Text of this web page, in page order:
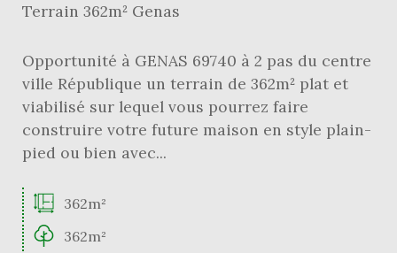
Terrain 362m² Genas
Opportunité à GENAS 69740 à 2 pas du centre
ville République un terrain de 362m² plat et
viabilisé sur lequel vous pourrez faire
construire votre future maison en style plain-
pied ou bien avec...
362m²
362m²